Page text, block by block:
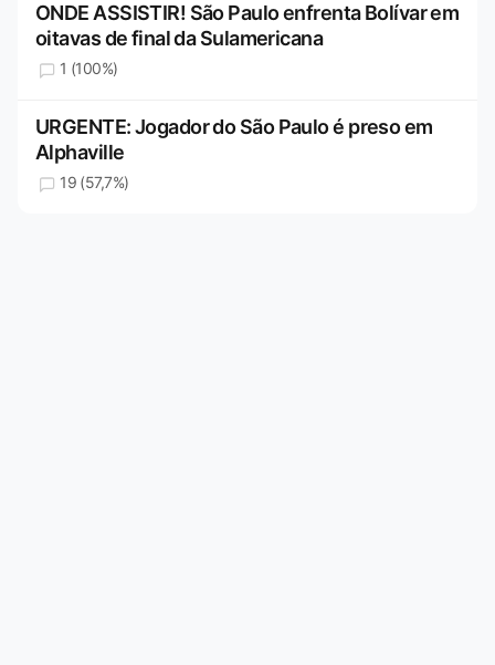
ONDE ASSISTIR! São Paulo enfrenta Bolívar em
oitavas de final da Sulamericana
1 (100%)
URGENTE: Jogador do São Paulo é preso em
Alphaville
19 (57,7%)